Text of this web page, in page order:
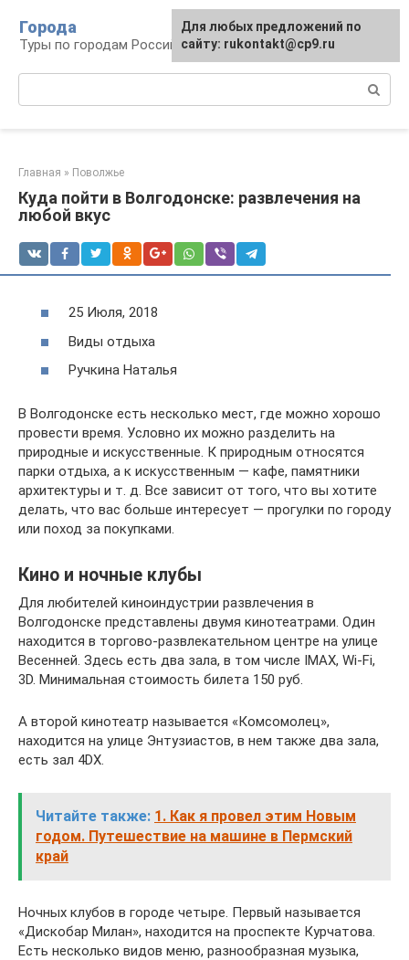
контенту
Города
Туры по городам Российской Федерации
Главная » Поволжье
Куда пойти в Волгодонске: развлечения на
любой вкус
25 Июля, 2018
Виды отдыха
Ручкина Наталья
В Волгодонске есть несколько мест, где можно хорошо
провести время. Условно их можно разделить на
природные и искусственные. К природным относятся
парки отдыха, а к искусственным — кафе, памятники
архитектуры и т. д. Все зависит от того, что вы хотите
делать, что вас больше интересует — прогулки по городу
или поход за покупками.
Кино и ночные клубы
Для любителей киноиндустрии развлечения в
Волгодонске представлены двумя кинотеатрами. Один
находится в торгово-развлекательном центре на улице
Весенней. Здесь есть два зала, в том числе IMAX, Wi-Fi,
3D. Минимальная стоимость билета 150 руб.
А второй кинотеатр называется «Комсомолец»,
находится на улице Энтузиастов, в нем также два зала,
есть зал 4DX.
Читайте также: 1. Как я провел этим Новым
годом. Путешествие на машине в Пермский
край
Ночных клубов в городе четыре. Первый называется
«Дискобар Милан», находится на проспекте Курчатова.
Есть несколько видов меню, разнообразная музыка,
Для любых предложений по
сайту: rukontakt@cp9.ru